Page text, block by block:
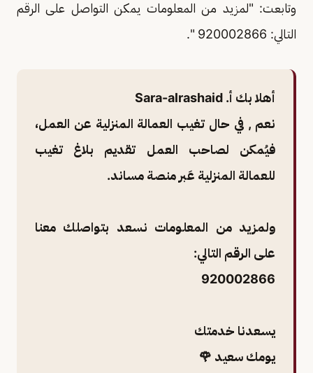
وتابعت: "لمزيد من المعلومات يمكن التواصل على الرقم
التالي: 920002866 ".
أهلا بك أ. Sara-alrashaid
نعم , في حال تغيب العمالة المنزلية عن العمل،
فيُمكن لصاحب العمل تقديم بلاغ تغيب
للعمالة المنزلية عَبر منصة مساند.
ولمزيد من المعلومات نسعد بتواصلك معنا
على الرقم التالي:
920002866
يسعدنا خدمتك
يومك سعيد 🌹